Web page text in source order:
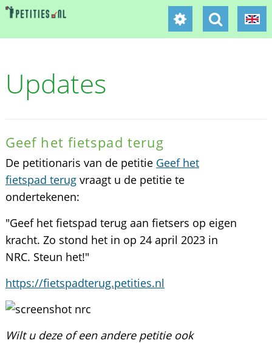
Updates
Geef het fietspad terug
De petitionaris van de petitie Geef het
fietspad terugvraagt u de petitie te
ondertekenen:
"Geef het fietspad terug aan fietsers op eigen
kracht. Zo stond het in op 24 april 2023 in
NRC. Steun het!"
https://fietspadterug.petities.nl
Wilt u deze of een andere petitie ook